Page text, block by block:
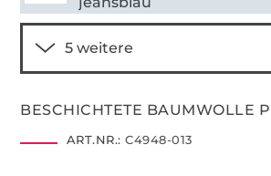
BESCHICHTETE BAUMWOLLE
ART.NR.: C4948-013